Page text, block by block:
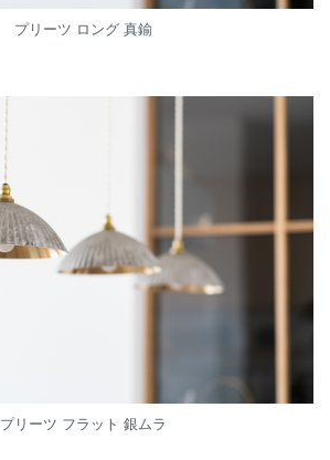
プリーツ ロング 真鍮
プリーツ フラット 銀ムラ